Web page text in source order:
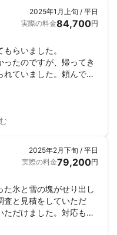
2025年1月上旬 / 平日
実際の料金84,700円
らいました。
たのですが、帰ってき
ていました。頼んで良
2025年2月下旬 / 平日
実際の料金79,200円
氷と雪の塊がせり出し
査と見積をしていただ
だけました。対応もし